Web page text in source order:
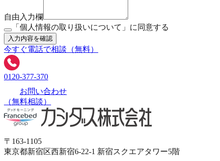
自由入力欄
「個人情報の取り扱いについて」に同意する
入力内容を確認
今すぐ電話で相談（無料）
0120-377-370
お問い合わせ
（無料相談）
〒163-1105
東京都新宿区西新宿6-22-1 新宿スクエアタワー5階